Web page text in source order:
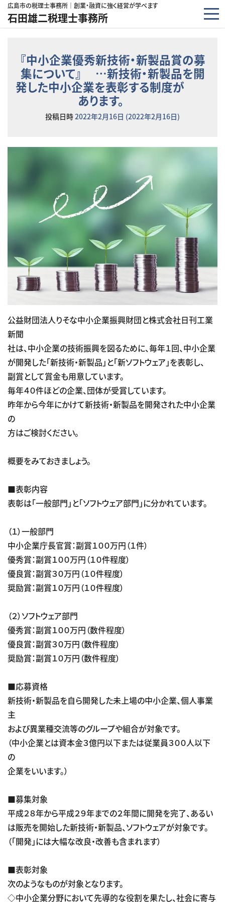
コンテンツへスキップ
広島市の税理士事務所｜創業・融資に強く経営が学べます
石田雄二税理士事務所
『中小企業優秀新技術・新製品賞の募
集について』 …新技術・新製品を開
発した中小企業を表彰する制度が
あります。
投稿日時2022年2月16日 (2022年2月16日)
公益財団法人りそな中小企業振興財団と株式会社日刊工業
新聞
社は、中小企業の技術振興を図るために、毎年１回、中小企業
が開発した「新技術・新製品」と「新ソフトウェア」を表彰し、
副賞として賞金も用意しています。
毎年４０件ほどの企業、団体が受賞しています。
昨年から今年にかけて新技術・新製品を開発された中小企業
の
方はご検討ください。
概要をみておきましょう。
■表彰内容
表彰は「一般部門」と「ソフトウェア部門」に分かれています。
（１）一般部門
中小企業庁長官賞：副賞１００万円（１件）
優秀賞：副賞１００万円（１０件程度）
優良賞：副賞３０万円（１０件程度）
奨励賞：副賞１０万円（１０件程度）
（２）ソフトウェア部門
優秀賞：副賞１００万円（数件程度）
優良賞：副賞３０万円（数件程度）
奨励賞：副賞１０万円（数件程度）
■応募資格
新技術・新製品を自ら開発した未上場の中小企業、個人事業
主
および異業種交流等のグループや組合が対象です。
（中小企業とは資本金３億円以下または従業員３００人以下
の
企業をいいます。）
■募集対象
平成２８年から平成２９年までの２年間に開発を完了、あるい
は販売を開始した新技術・新製品、ソフトウェアが対象です。
（「開発」には大幅な改良・改善も含まれます）
■表彰対象
次のようなものが対象となります。
◇中小企業分野において先導的な役割を果たし、社会に寄与